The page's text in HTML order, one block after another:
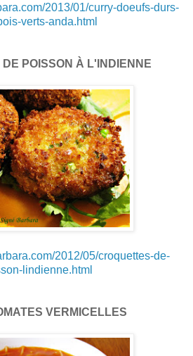
2013/01/curry-doeufs-durs-
verts-anda.html
POISSON À L'INDIENNE
2012/05/croquettes-de-
lindienne.html
VERMICELLES